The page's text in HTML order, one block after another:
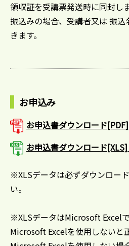
領収証を受講票発送時に同封し
振込みの場合、受講者又は 振
きます。
お申込み
お申込書ダウンロード
お申込書ダウンロード[XLS]
※XLSデータは必ずダウンロー
い。
※XLSデータはMicrosoft Excelで
Microsoft Excelを使用しないと